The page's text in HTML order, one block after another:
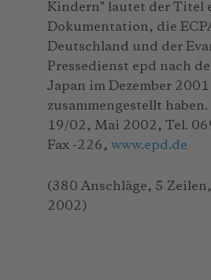
Kindern" lautet der Titel
Dokumentation, die
Deutschland und der
Pressedienst epd nach
Japan im Dezember 2001
zusammengestellt haben.
19/02, Mai 2002, Tel.
Fax -226, www.epd.de
(380 Anschläge, 5
2002)